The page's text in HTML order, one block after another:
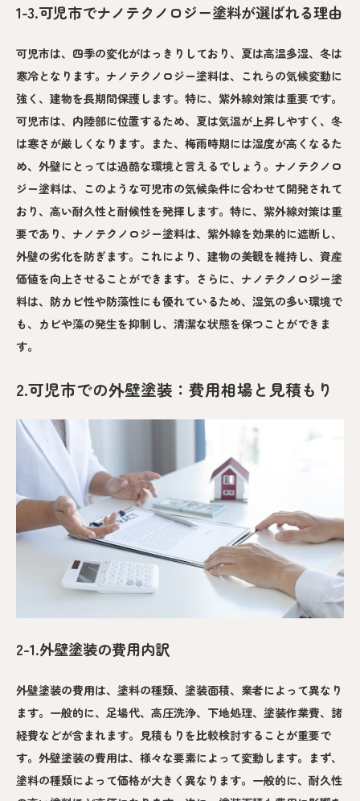
1-3.可児市でナノテクノロジー塗料が選ばれる理由
可児市は、四季の変化がはっきりしており、夏は高温多湿、冬は
寒冷となります。ナノテクノロジー塗料は、これらの気候変動に
強く、建物を長期間保護します。特に、紫外線対策は重要です。
可児市は、内陸部に位置するため、夏は気温が上昇しやすく、冬
は寒さが厳しくなります。また、梅雨時期には湿度が高くなるた
め、外壁にとっては過酷な環境と言えるでしょう。ナノテクノロ
ジー塗料は、このような可児市の気候条件に合わせて開発されて
おり、高い耐久性と耐候性を発揮します。特に、紫外線対策は重
要であり、ナノテクノロジー塗料は、紫外線を効果的に遮断し、
外壁の劣化を防ぎます。これにより、建物の美観を維持し、資産
価値を向上させることができます。さらに、ナノテクノロジー塗
料は、防カビ性や防藻性にも優れているため、湿気の多い環境で
も、カビや藻の発生を抑制し、清潔な状態を保つことができま
す。
2.可児市での外壁塗装：費用相場と見積もり
2-1.外壁塗装の費用内訳
外壁塗装の費用は、塗料の種類、塗装面積、業者によって異なり
ます。一般的に、足場代、高圧洗浄、下地処理、塗装作業費、諸
経費などが含まれます。見積もりを比較検討することが重要で
す。外壁塗装の費用は、様々な要素によって変動します。まず、
塗料の種類によって価格が大きく異なります。一般的に、耐久性